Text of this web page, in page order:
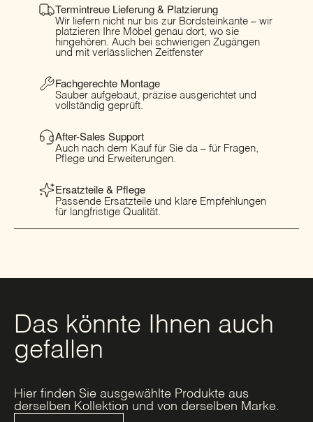
Termintreue Lieferung & Platzierung
Wir liefern nicht nur bis zur Bordsteinkante – wir
platzieren Ihre Möbel genau dort, wo sie
hingehören. Auch bei schwierigen Zugängen
und mit verlässlichen Zeitfenster
Fachgerechte Montage
Sauber aufgebaut, präzise ausgerichtet und
vollständig geprüft.
After-Sales Support
Auch nach dem Kauf für Sie da – für Fragen,
Pflege und Erweiterungen.
Ersatzteile & Pflege
Passende Ersatzteile und klare Empfehlungen
für langfristige Qualität.
Das könnte Ihnen auch
gefallen
Hier finden Sie ausgewählte Produkte aus
derselben Kollektion und von derselben Marke.